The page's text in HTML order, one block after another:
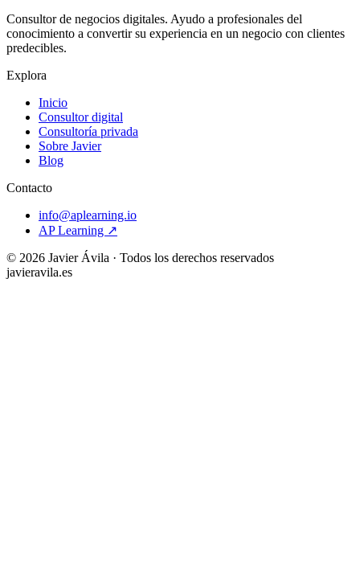
Consultor de negocios digitales. Ayudo a profesionales del
conocimiento a convertir su experiencia en un negocio con clientes
predecibles.
Explora
Inicio
Consultor digital
Consultoría privada
Sobre Javier
Blog
Contacto
info@aplearning.io
AP Learning ↗
© 2026 Javier Ávila · Todos los derechos reservados
javieravila.es